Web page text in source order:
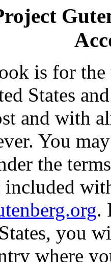
is for the
States
and with
You
the
included
.
you
where